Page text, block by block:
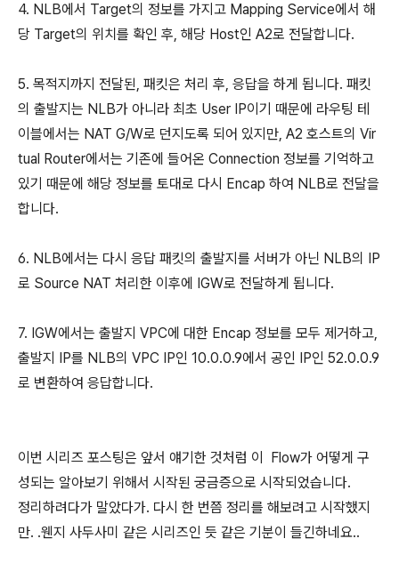
4. NLB에서 Target의 정보를 가지고 Mapping Service에서 해
당 Target의 위치를 확인 후, 해당 Host인 A2로 전달합니다.
5. 목적지까지 전달된, 패킷은 처리 후, 응답을 하게 됩니다. 패킷
의 출발지는 NLB가 아니라 최초 User IP이기 때문에 라우팅 테
이블에서는 NAT G/W로 던지도록 되어 있지만, A2 호스트의 Vir
tual Router에서는 기존에 들어온 Connection 정보를 기억하고
있기 때문에 해당 정보를 토대로 다시 Encap 하여 NLB로 전달을
합니다.
6. NLB에서는 다시 응답 패킷의 출발지를 서버가 아닌 NLB의 IP
로 Source NAT 처리한 이후에 IGW로 전달하게 됩니다.
7. IGW에서는 출발지 VPC에 대한 Encap 정보를 모두 제거하고,
출발지 IP를 NLB의 VPC IP인 10.0.0.9에서 공인 IP인 52.0.0.9
로 변환하여 응답합니다.
이번 시리즈 포스팅은 앞서 얘기한 것처럼 이 Flow가 어떻게 구
성되는 알아보기 위해서 시작된 궁금증으로 시작되었습니다.
정리하려다가 말았다가. 다시 한 번쯤 정리를 해보려고 시작했지
만. .웬지 사두사미 같은 시리즈인 듯 같은 기분이 들긴하네요..